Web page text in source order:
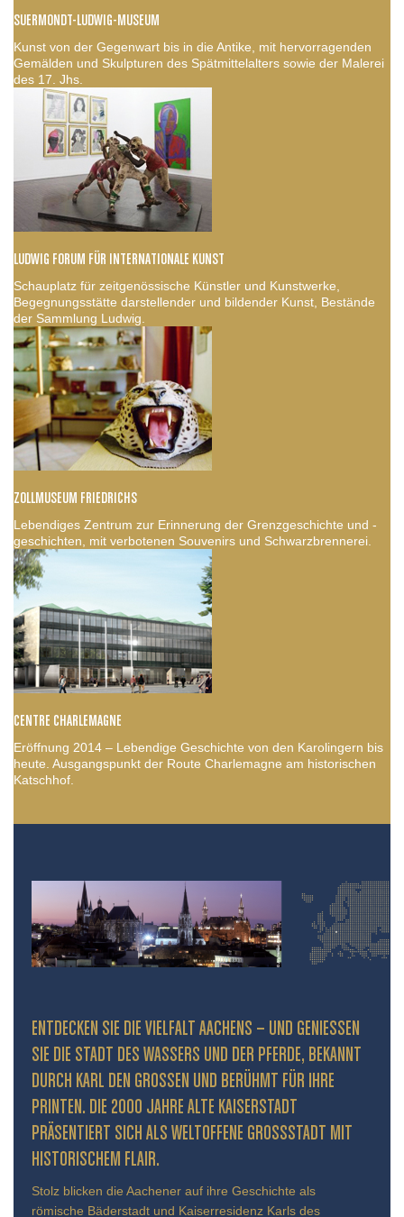
SUERMONDT-LUDWIG-MUSEUM
Kunst von der Gegenwart bis in die Antike, mit hervorragenden
Gemälden und Skulpturen des Spätmittelalters sowie der Malerei
des 17. Jhs.
LUDWIG FORUM FÜR INTERNATIONALE KUNST
Schauplatz für zeitgenössische Künstler und Kunstwerke,
Begegnungsstätte darstellender und bildender Kunst, Bestände
der Sammlung Ludwig.
ZOLLMUSEUM FRIEDRICHS
Lebendiges Zentrum zur Erinnerung der Grenzgeschichte und -
geschichten, mit verbotenen Souvenirs und Schwarzbrennerei.
CENTRE CHARLEMAGNE
Eröffnung 2014 – Lebendige Geschichte von den Karolingern bis
heute. Ausgangspunkt der Route Charlemagne am historischen
Katschhof.
ENTDECKEN SIE DIE VIELFALT AACHENS – UND GENIESSEN S
IE DIE STADT DES WASSERS UND DER PFERDE, BEKANNT D
URCH KARL DEN GROSSEN UND BERÜHMT FÜR IHRE PR
INTEN. DIE 2000 JAHRE ALTE KAISERSTADT PR
ÄSENTIERT SICH ALS WELTOFFENE GROSSSTADT MIT HIS
TORISCHEM FLAIR.
Stolz blicken die Aachener auf ihre Geschichte als
römische Bäderstadt und Kaiserresidenz Karls des